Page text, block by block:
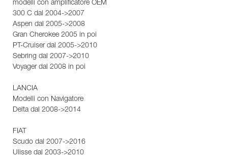
modelli con amplificatore OEM
300 C dal 2004->2007
Aspen dal 2005->2008
Gran Cherokee 2005 in poi
PT-Cruiser dal 2005->2010
Sebring dal 2007->2010
Voyager dal 2008 in poi
LANCIA
Modelli con Navigatore
Delta dal 2008->2014
FIAT
Scudo dal 2007->2016
Ulisse dal 2003->2010